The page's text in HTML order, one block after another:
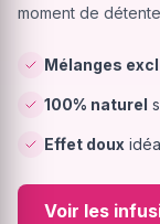
moment de
Mélanges
100% naturel
Effet doux
Voir les